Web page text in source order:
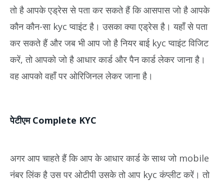
तो है आपके एड्रेस से पता कर सकते हैं कि आसपास जो है आपके
कौन कौन-सा kyc प्वाइंट है। उसका क्या एड्रेस है। यहाँ से पता
कर सकते हैं और जब भी आप जो है नियर बाई kyc प्वाइंट विजिट
करें, तो आपको जो है आधार कार्ड और पैन कार्ड लेकर जाना है।
वह आपको वहाँ पर ओरिजिनल लेकर जाना है।
पेटीएम Complete KYC
अगर आप चाहते हैं कि आप के आधार कार्ड के साथ जो mobile
नंबर लिंक है उस पर ओटीपी उसके तो आप kyc कंप्लीट करें। तो